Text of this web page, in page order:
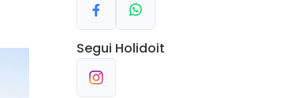
Segui Holidoit